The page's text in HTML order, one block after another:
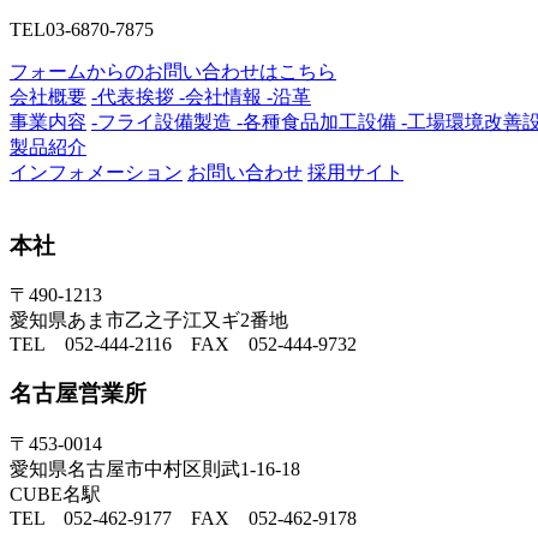
TEL03-6870-7875
フォームからのお問い合わせはこちら
会社概要 -代表挨拶 -会社情報 -沿革
事業内容 -フライ設備製造 -各種食品加工設備 -工場環境改善
製品紹介
インフォメーション お問い合わせ 採用サイト
本社
〒490-1213
愛知県あま市乙之子江又ギ2番地
TEL 052-444-2116 FAX 052-444-9732
名古屋営業所
〒453-0014
愛知県名古屋市中村区則武1-16-18
CUBE名駅
TEL 052-462-9177 FAX 052-462-9178